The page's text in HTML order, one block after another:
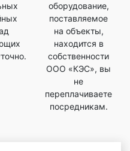
оборудование,
поставляемое
на объекты,
находится в
собственности
ООО «КЭС», вы
не
переплачиваете
посредникам.